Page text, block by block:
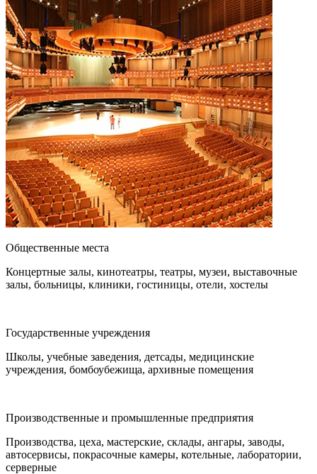
Общественные места
Концертные залы, кинотеатры, театры, музеи, выставочные
залы, больницы, клиники, гостиницы, отели, хостелы
Государственные учреждения
Школы, учебные заведения, детсады, медицинские
учреждения, бомбоубежища, архивные помещения
Производственные и промышленные предприятия
Производства, цеха, мастерские, склады, ангары, заводы,
автосервисы, покрасочные камеры, котельные, лаборатории,
серверные